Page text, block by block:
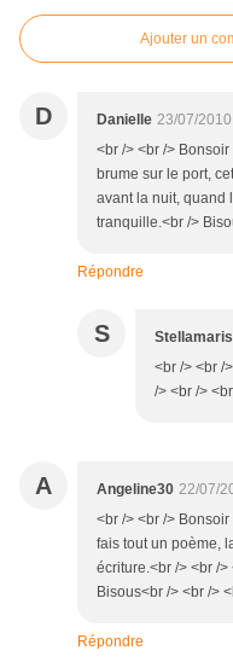
Ajouter un
D Danielle 23/07/
<br /> <br />
brume sur le port,
avant la nuit, quand
tranquille.<br />
Répondre
S Stellamaris
<br /> <br /
/> <br />
A Angeline30 22/07/
<br /> <br />
fais tout un poème,
écriture.<br /> <br /
Bisous<br /> <br />
Répondre